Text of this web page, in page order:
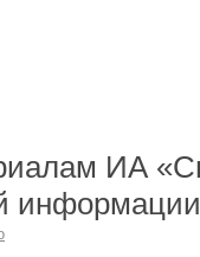
ИА